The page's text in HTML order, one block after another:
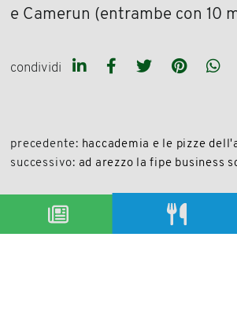
e Camerun (entrambe con 10
condividi
precedente: haccademia e le pizze
successivo: ad arezzo la fipe business